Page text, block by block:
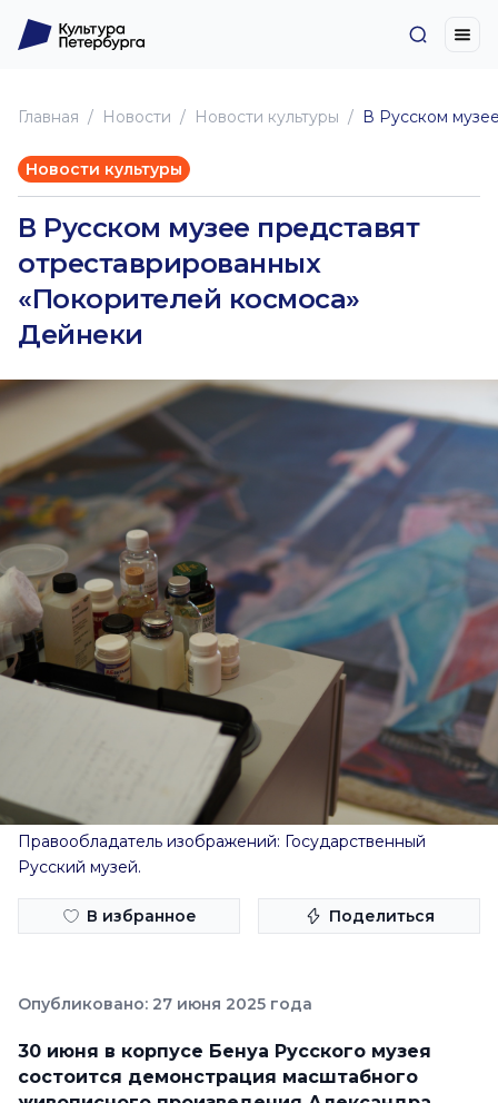
Главная Новоcти Новости культуры В Русском
Новости культуры
В Русском музее представят
отреставрированных
«Покорителей космоса»
Дейнеки
Правообладатель изображений: Государственный
Русский музей.
В избранное Поделиться
Опубликовано: 27 июня 2025 года
30 июня в корпусе Бенуа Русского музея
состоится демонстрация масштабного